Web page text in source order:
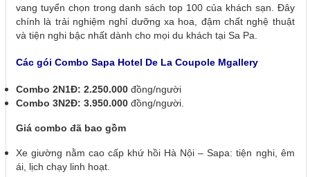
vang tuyển chọn trong danh sách top 100 của khách sạn. Đây
chính là trải nghiệm nghỉ dưỡng xa hoa, đậm chất nghệ thuật
và tiện nghi bậc nhất dành cho mọi du khách tại Sa Pa.
Các gói Combo Sapa Hotel De La Coupole Mgallery
Combo 2N1Đ: 2.250.000 đồng/người
Combo 3N2Đ: 3.950.000 đồng/người.
Giá combo đã bao gồm
Xe giường nằm cao cấp khứ hồi Hà Nội – Sapa: tiện nghi, êm
ái, lịch chạy linh hoạt.